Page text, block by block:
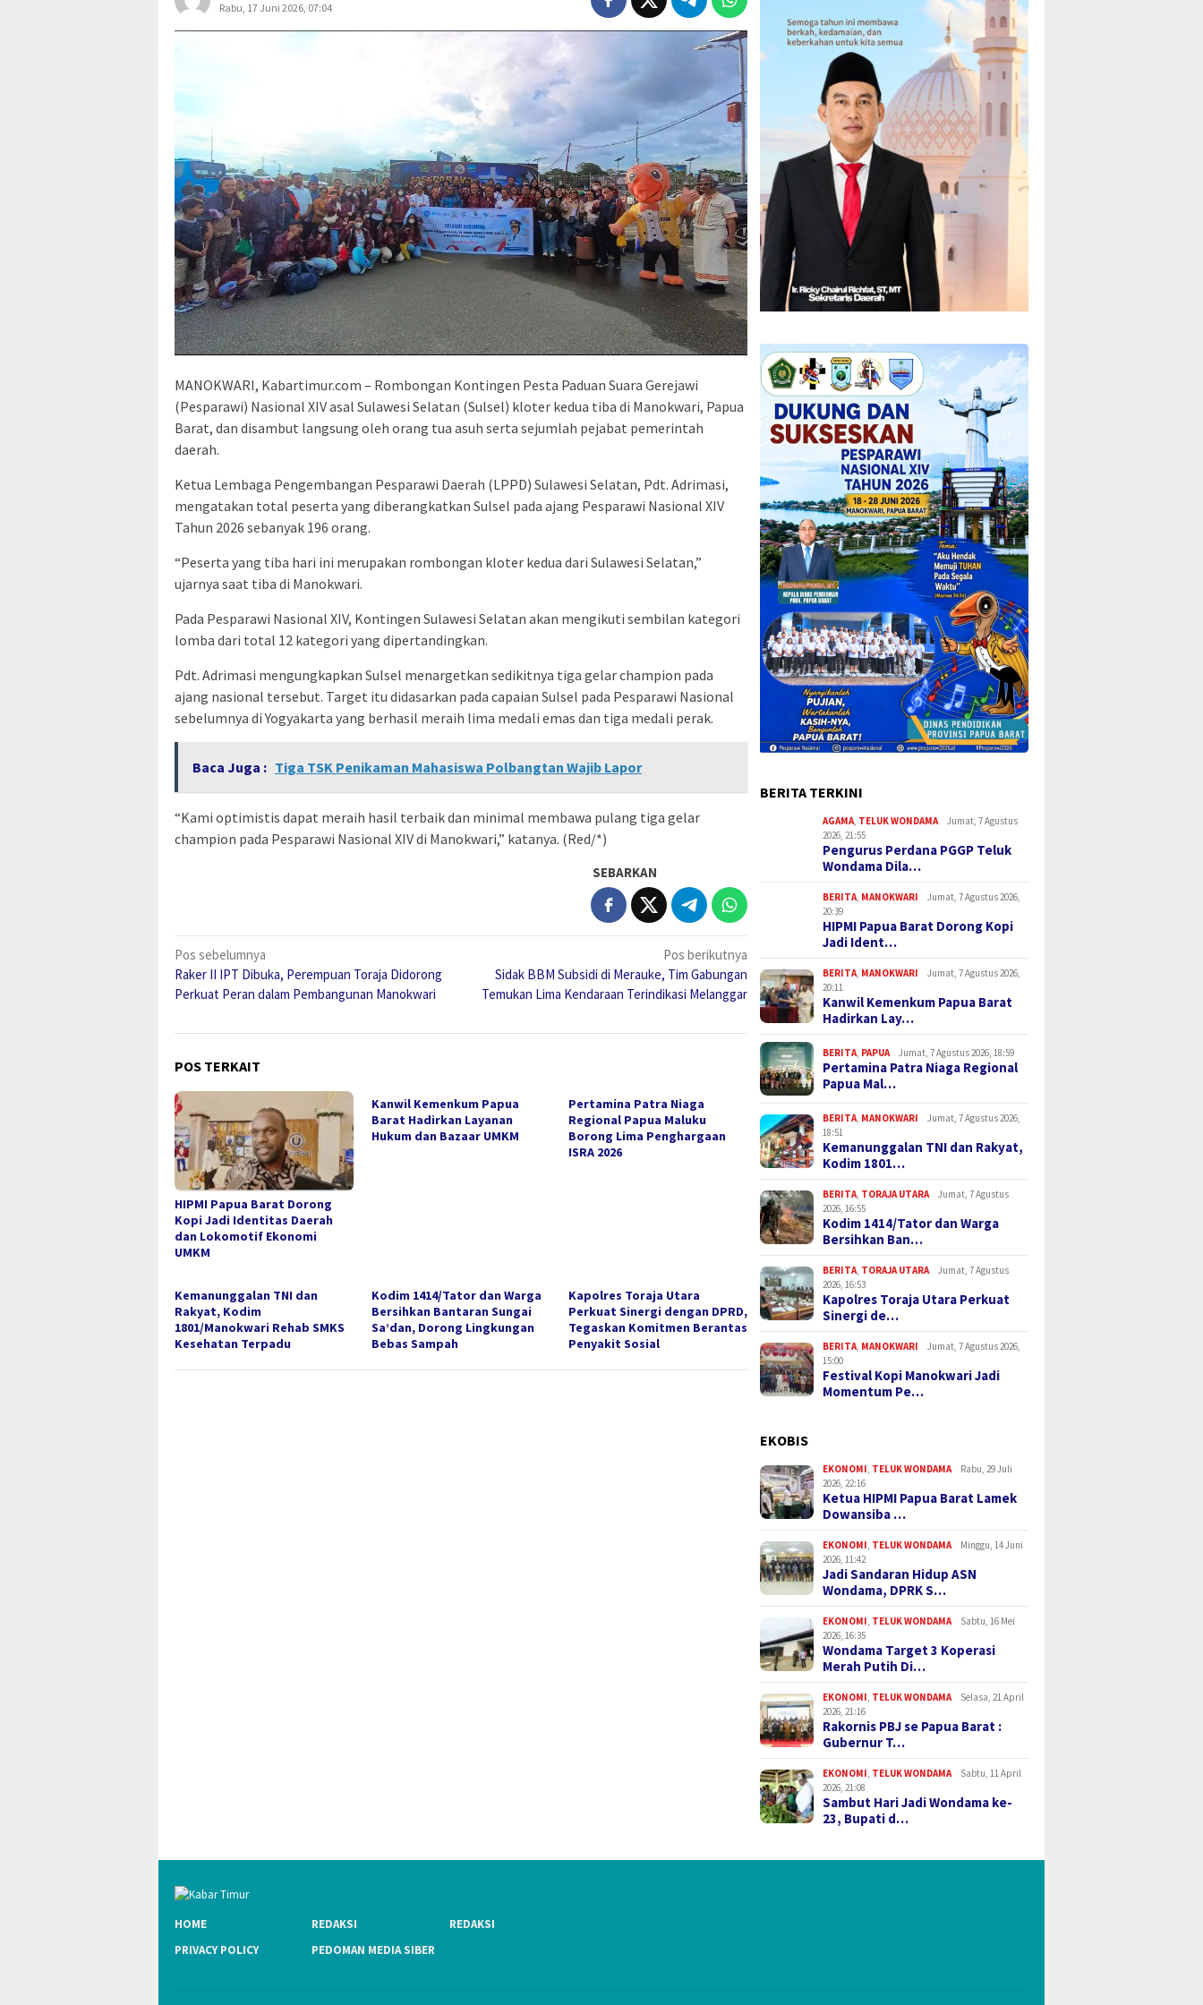
Rabu, 17 Juni 2026, 07:04
MANOKWARI, Kabartimur.com – Rombongan Kontingen Pesta Paduan Suara Gerejawi
(Pesparawi) Nasional XIV asal Sulawesi Selatan (Sulsel) kloter kedua tiba di Manokwari, Papua
Barat, dan disambut langsung oleh orang tua asuh serta sejumlah pejabat pemerintah
daerah.
Ketua Lembaga Pengembangan Pesparawi Daerah (LPPD) Sulawesi Selatan, Pdt. Adrimasi,
mengatakan total peserta yang diberangkatkan Sulsel pada ajang Pesparawi Nasional XIV
Tahun 2026 sebanyak 196 orang.
“Peserta yang tiba hari ini merupakan rombongan kloter kedua dari Sulawesi Selatan,”
ujarnya saat tiba di Manokwari.
Pada Pesparawi Nasional XIV, Kontingen Sulawesi Selatan akan mengikuti sembilan kategori
lomba dari total 12 kategori yang dipertandingkan.
Pdt. Adrimasi mengungkapkan Sulsel menargetkan sedikitnya tiga gelar champion pada
ajang nasional tersebut. Target itu didasarkan pada capaian Sulsel pada Pesparawi Nasional
sebelumnya di Yogyakarta yang berhasil meraih lima medali emas dan tiga medali perak.
Baca Juga : Tiga TSK Penikaman Mahasiswa Polbangtan Wajib Lapor
“Kami optimistis dapat meraih hasil terbaik dan minimal membawa pulang tiga gelar
champion pada Pesparawi Nasional XIV di Manokwari,” katanya. (Red/*)
SEBARKAN
Navigasi
pos
Pos sebelumnya
Raker II IPT Dibuka, Perempuan Toraja Didorong
Perkuat Peran dalam Pembangunan Manokwari
Pos berikutnya
Sidak BBM Subsidi di Merauke, Tim Gabungan
Temukan Lima Kendaraan Terindikasi Melanggar
POS TERKAIT
HIPMI Papua Barat Dorong
Kopi Jadi Identitas Daerah
dan Lokomotif Ekonomi
UMKM
Kanwil Kemenkum Papua
Barat Hadirkan Layanan
Hukum dan Bazaar UMKM
Pertamina Patra Niaga
Regional Papua Maluku
Borong Lima Penghargaan
ISRA 2026
Kemanunggalan TNI dan
Rakyat, Kodim
1801/Manokwari Rehab SMKS
Kesehatan Terpadu
Kodim 1414/Tator dan Warga
Bersihkan Bantaran Sungai
Sa’dan, Dorong Lingkungan
Bebas Sampah
Kapolres Toraja Utara
Perkuat Sinergi dengan DPRD,
Tegaskan Komitmen Berantas
Penyakit Sosial
BERITA TERKINI
AGAMA TELUK WONDAMA
Jumat, 7 Agustus
2026, 21:55
Pengurus Perdana PGGP Teluk
Wondama Dila…
BERITA MANOKWARI
Jumat, 7 Agustus 2026,
20:39
HIPMI Papua Barat Dorong Kopi
Jadi Ident…
BERITA MANOKWARI
Jumat, 7 Agustus 2026,
20:11
Kanwil Kemenkum Papua Barat
Hadirkan Lay…
BERITA PAPUA Jumat, 7 Agustus 2026, 18:59
Pertamina Patra Niaga Regional
Papua Mal…
BERITA MANOKWARI
Jumat, 7 Agustus 2026,
18:51
Kemanunggalan TNI dan Rakyat,
Kodim 1801…
BERITA TORAJA UTARA
Jumat, 7 Agustus
2026, 16:55
Kodim 1414/Tator dan Warga
Bersihkan Ban…
BERITA TORAJA UTARA
Jumat, 7 Agustus
2026, 16:53
Kapolres Toraja Utara Perkuat
Sinergi de…
BERITA MANOKWARI
Jumat, 7 Agustus 2026,
15:00
Festival Kopi Manokwari Jadi
Momentum Pe…
EKOBIS
EKONOMI TELUK WONDAMA
Rabu, 29 Juli
2026, 22:16
Ketua HIPMI Papua Barat Lamek
Dowansiba …
EKONOMI TELUK WONDAMA
Minggu, 14 Juni
2026, 11:42
Jadi Sandaran Hidup ASN
Wondama, DPRK S…
EKONOMI TELUK WONDAMA
Sabtu, 16 Mei
2026, 16:35
Wondama Target 3 Koperasi
Merah Putih Di…
EKONOMI TELUK WONDAMA
Selasa, 21 April
2026, 21:16
Rakornis PBJ se Papua Barat :
Gubernur T…
EKONOMI TELUK WONDAMA
Sabtu, 11 April
2026, 21:08
Sambut Hari Jadi Wondama ke-
23, Bupati d…
HOME REDAKSI
REDAKSI
PRIVACY POLICY
PEDOMAN MEDIA SIBER